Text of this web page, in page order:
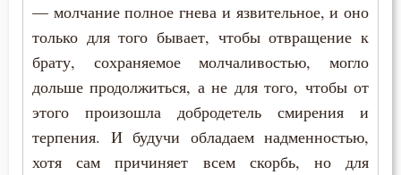
Феодор Эдесский
Феодорит Кирский
Феофан Затворник
— молчание полное гнева и язвительное, и оно
только для того бывает, чтобы отвращение к
брату, сохраняемое молчаливостью, могло
дольше продолжиться, а не для того, чтобы от
этого произошла добродетель смирения и
терпения. И будучи обладаем надменностью,
хотя сам причиняет всем скорбь, но для